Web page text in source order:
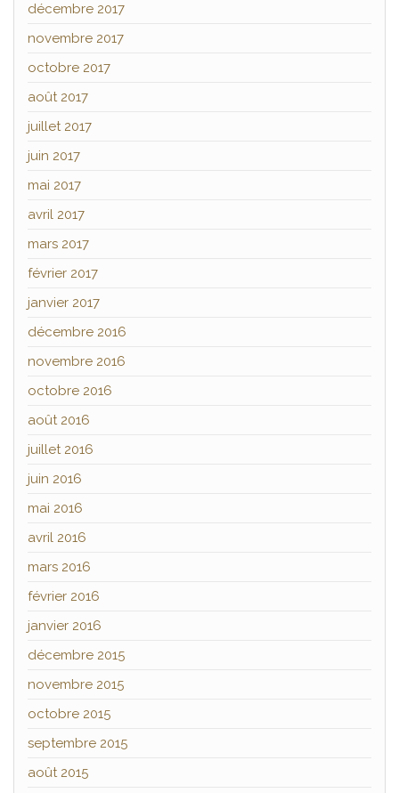
décembre 2017
novembre 2017
octobre 2017
août 2017
juillet 2017
juin 2017
mai 2017
avril 2017
mars 2017
février 2017
janvier 2017
décembre 2016
novembre 2016
octobre 2016
août 2016
juillet 2016
juin 2016
mai 2016
avril 2016
mars 2016
février 2016
janvier 2016
décembre 2015
novembre 2015
octobre 2015
septembre 2015
août 2015